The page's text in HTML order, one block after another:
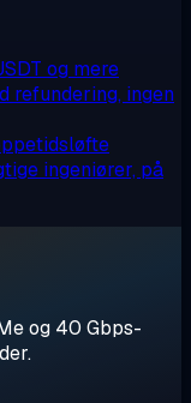
og mere
refundering, ingen
ingeniører, på
og 40 Gbps-